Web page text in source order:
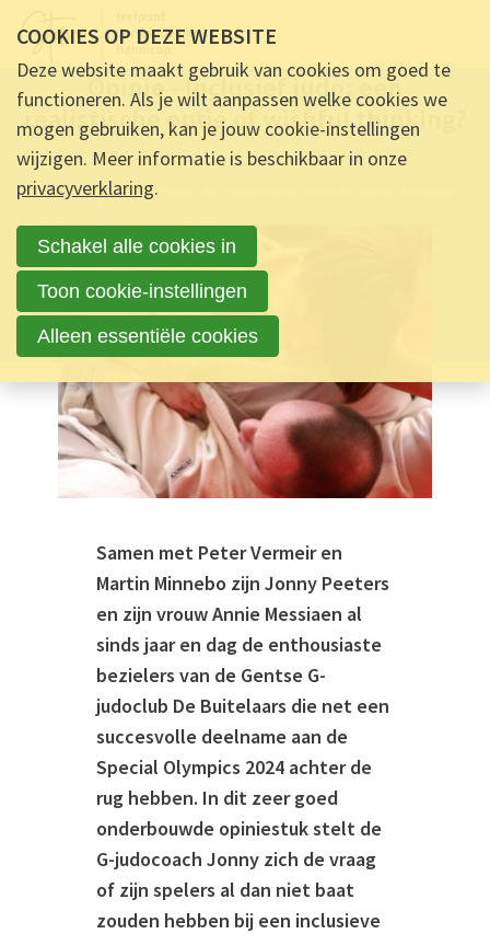
Opinie - Inclusief judo: een
realistische optie of wishful thinking?
Ontmoet & Deel
Opinie - Inclusief judo: een realistische optie of wishful thinking?
Samen met Peter Vermeir en
Martin Minnebo zijn Jonny Peeters
en zijn vrouw Annie Messiaen al
sinds jaar en dag de enthousiaste
bezielers van de Gentse G-
judoclub De Buitelaars die net een
succesvolle deelname aan de
Special Olympics 2024 achter de
rug hebben. In dit zeer goed
onderbouwde opiniestuk stelt de
G-judocoach Jonny zich de vraag
of zijn spelers al dan niet baat
zouden hebben bij een inclusieve
COOKIES OP DEZE WEBSITE
Deze website maakt gebruik van cookies om goed te
functioneren. Als je wilt aanpassen welke cookies we
mogen gebruiken, kan je jouw cookie-instellingen
wijzigen. Meer informatie is beschikbaar in onze
privacyverklaring.
Schakel alle cookies in
Toon cookie-instellingen
Alleen essentiële cookies